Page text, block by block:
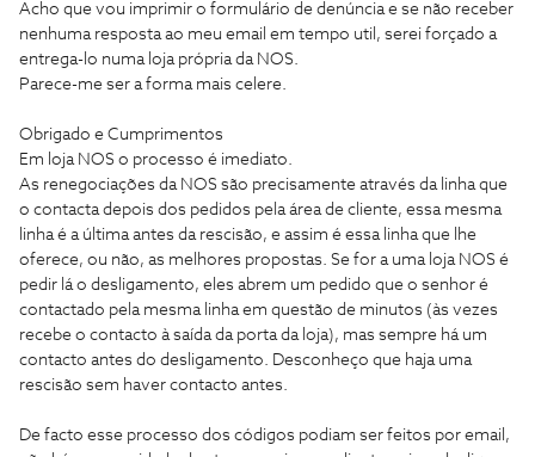
Acho que vou imprimir o formulário de denúncia e se não receber
nenhuma resposta ao meu email em tempo util, serei forçado a
entrega-lo numa loja própria da NOS.
Parece-me ser a forma mais celere.
Obrigado e Cumprimentos
Em loja NOS o processo é imediato.
As renegociações da NOS são precisamente através da linha que
o contacta depois dos pedidos pela área de cliente, essa mesma
linha é a última antes da rescisão, e assim é essa linha que lhe
oferece, ou não, as melhores propostas. Se for a uma loja NOS é
pedir lá o desligamento, eles abrem um pedido que o senhor é
contactado pela mesma linha em questão de minutos (às vezes
recebe o contacto à saída da porta da loja), mas sempre há um
contacto antes do desligamento. Desconheço que haja uma
rescisão sem haver contacto antes.
De facto esse processo dos códigos podiam ser feitos por email,